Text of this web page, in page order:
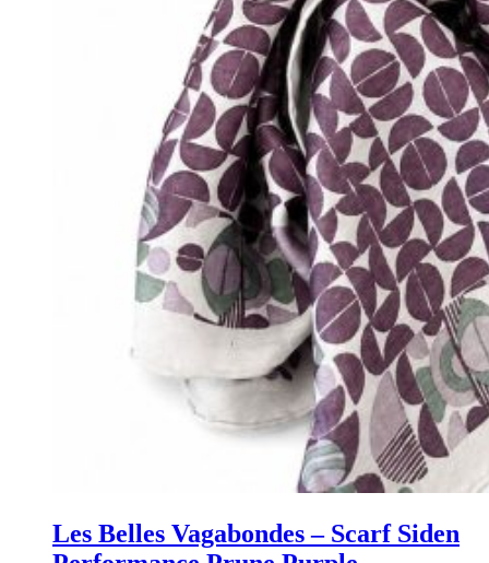
Les Belles Vagabondes – Scarf Siden